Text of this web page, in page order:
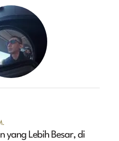
yang Lebih Besar, di